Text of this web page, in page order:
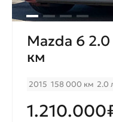
Mazda 6 2.0
км
2015 158 000 км 2.0